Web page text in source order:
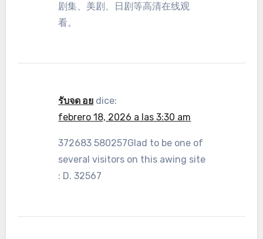
剧集、美剧、日剧等高清在线观
看。
รับจด อย dice:
febrero 18, 2026 a las 3:30 am
372683 580257Glad to be one of
several visitors on this awing site
: D. 32567